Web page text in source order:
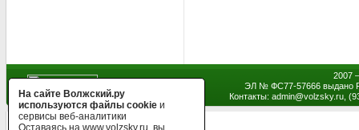
2007
ЭЛ № ФС77-57666 выдано
Контакты: admin@volzsky.ru,
На сайте Волжский.ру
используются файлы cookie и
сервисы веб-аналитики
Оставаясь на www.volzsky.ru, вы